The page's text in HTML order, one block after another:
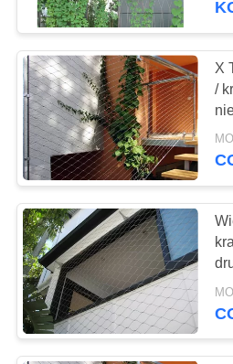
Zielona
ścienna
Siatka
przeciw
X
/